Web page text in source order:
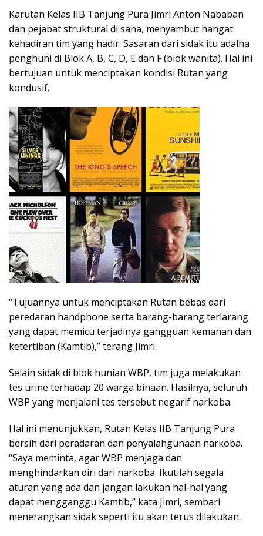
Karutan Kelas IIB Tanjung Pura Jimri Anton Nababan
dan pejabat struktural di sana, menyambut hangat
kehadiran tim yang hadir. Sasaran dari sidak itu adalha
penghuni di Blok A, B, C, D, E dan F (blok wanita). Hal ini
bertujuan untuk menciptakan kondisi Rutan yang
kondusif.
“Tujuannya untuk menciptakan Rutan bebas dari
peredaran handphone serta barang-barang terlarang
yang dapat memicu terjadinya gangguan kemanan dan
ketertiban (Kamtib),” terang Jimri.
Selain sidak di blok hunian WBP, tim juga melakukan
tes urine terhadap 20 warga binaan. Hasilnya, seluruh
WBP yang menjalani tes tersebut negarif narkoba.
Hal ini menunjukkan, Rutan Kelas IIB Tanjung Pura
bersih dari peradaran dan penyalahgunaan narkoba.
“Saya meminta, agar WBP menjaga dan
menghindarkan diri dari narkoba. Ikutilah segala
aturan yang ada dan jangan lakukan hal-hal yang
dapat mengganggu Kamtib,” kata Jimri, sembari
menerangkan sidak seperti itu akan terus dilakukan.